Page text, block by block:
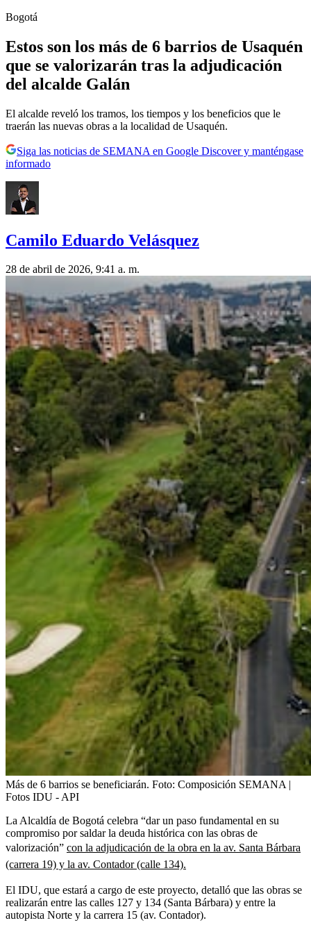
Bogotá
Estos son los más de 6 barrios de Usaquén
que se valorizarán tras la adjudicación
del alcalde Galán
El alcalde reveló los tramos, los tiempos y los beneficios que le
traerán las nuevas obras a la localidad de Usaquén.
Siga las noticias de SEMANA en Google Discover y manténgase
informado
Camilo Eduardo Velásquez
28 de abril de 2026, 9:41 a. m.
Más de 6 barrios se beneficiarán. Foto: Composición SEMANA |
Fotos IDU - API
La Alcaldía de Bogotá celebra “dar un paso fundamental en su
compromiso por saldar la deuda histórica con las obras de
valorización” con la adjudicación de la obra en la av. Santa Bárbara
(carrera 19) y la av. Contador (calle 134).
El IDU, que estará a cargo de este proyecto, detalló que las obras se
realizarán entre las calles 127 y 134 (Santa Bárbara) y entre la
autopista Norte y la carrera 15 (av. Contador).